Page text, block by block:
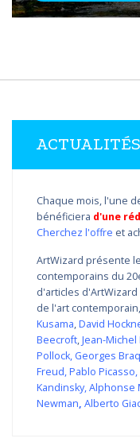
ACTUALITÉS
Chaque mois, l'une
bénéficiera d'une
Cherchez l'offre et
ArtWizard présente
contemporains du
d'articles
de l'art
Kusama,David
Beecroft,Jean-
Pollock, Georges
Freud,Pablo Picasso,
Kandinsky,Alphonse
Newman, Alberto